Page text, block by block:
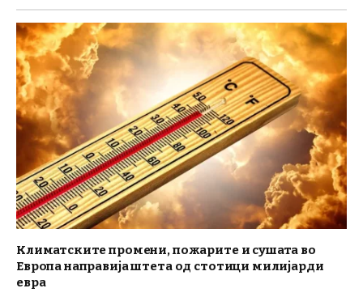
Климатските промени, пожарите и сушата во
Европа направија штета од стотици милијарди
евра